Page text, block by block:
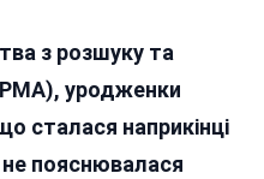
з розшуку та
уродженки
сталася наприкінці
не пояснювалася